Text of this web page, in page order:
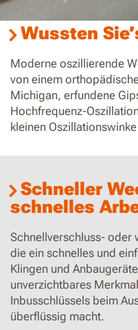
Wussten
Moderne oszillierende
von einem
Michigan, erfundene
Hochfrequenz-
kleinen Oszillationswinke
Schneller
schnelles
Schnellverschluss- oder
die ein schnelles und
Klingen und
unverzichtbares
Inbusschlüssels beim
überflüssig macht.